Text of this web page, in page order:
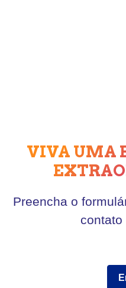
VIVA UMA
Preencha o
contato